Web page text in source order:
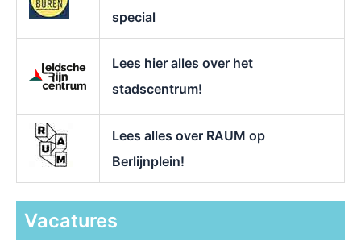
special
Lees hier alles over het
stadscentrum!
Lees alles over RAUM op
Berlijnplein!
Vacatures